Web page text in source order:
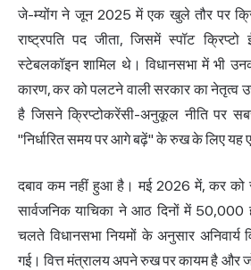
जे-म्योंग ने जून 2025 में एक खुले तौर पर
राष्ट्रपति पद जीता, जिसमें स्पॉट
स्टेबलकॉइन शामिल थे। विधानसभा में भी
कारण, कर को पलटने वाली सरकार का नेतृत्व उस
है जिसने क्रिप्टोकरेंसी-अनुकूल नीति पर
"निर्धारित समय पर आगे बढ़ें" के रुख के लिए यह
दबाव कम नहीं हुआ है। मई 2026 में, कर को
सार्वजनिक याचिका ने आठ दिनों में 50,000
चलते विधानसभा नियमों के अनुसार अनिवार्य
गई। वित्त मंत्रालय अपने रुख पर कायम है और